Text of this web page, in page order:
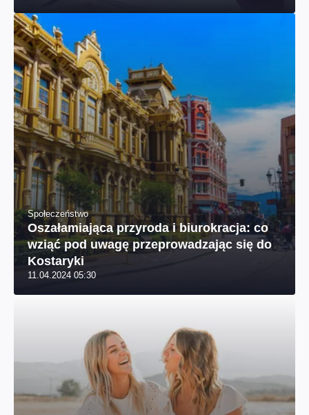
Społeczeństwo
Oszałamiająca przyroda i biurokracja: co
wziąć pod uwagę przeprowadzając się do
Kostaryki
11.04.2024 05:30